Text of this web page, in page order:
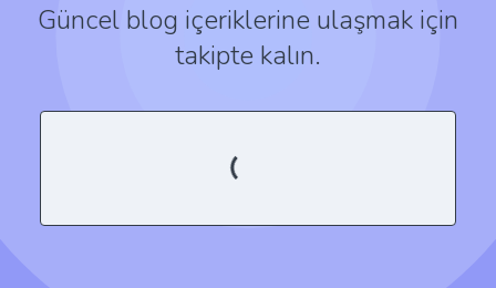
Güncel blog içeriklerine ulaşmak için
takipte kalın.